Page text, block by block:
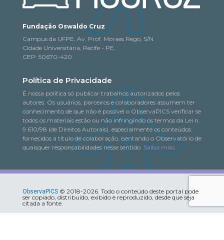
Fundação Oswaldo Cruz
Campus da UFPE, Av. Prof. Moraes Rego, S/N
Cidade Universitária, Recife - PE,
CEP: 50670-420
Política de Privacidade
É nossa política só publicar trabalhos autorizados pelos
autores. Os usuários, parceiros e colaboradores assumem ter
conhecimento de que não é possível o ObservaPICS verificar se
todos os materiais estão ou não infringindo os termos da Lei n.
9.610/98 (de Direitos Autorais), especialmente os conteúdos
fornecidos a título de colaboração, isentando o Observatório de
quaisquer responsabilidades nesse sentido. Saiba mais
ObservaPICS© 2018-2026. Todo o conteúdo deste portal pode
ser copiado, distribuído, exibido e reproduzido, desde que seja
citada a fonte.